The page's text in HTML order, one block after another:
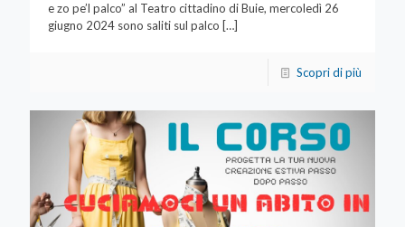
e zo pe’l palco” al Teatro cittadino di Buie, mercoledì 26
giugno 2024 sono saliti sul palco […]
Scopri di più